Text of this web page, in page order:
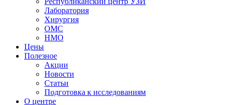
Лаборатория
Хирургия
ОМС
НМО
Цены
Полезное
Акции
Новости
Статьи
Подготовка к исследованиям
О центре